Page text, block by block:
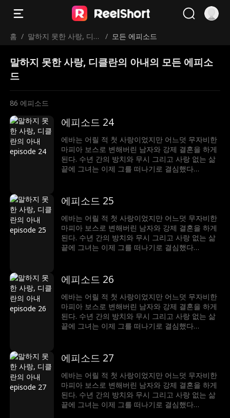
홈 / 말하지 못한 사랑, 디클
/ 모든 에피소드
말하지 못한 사랑, 디클란의 아내의 모든 에피소
드
86 에피소드
에피소드 24
에바는 어릴 적 첫 사랑이었지만 어느덧 무자비한
마피아 보스로 변해버린 남자와 강제 결혼을 하게
된다. 수년 간의 방치와 무시 그리고 사랑 없는 삶
끝에 그녀는 이제 그를 떠나기로 결심했다…
에피소드 25
에바는 어릴 적 첫 사랑이었지만 어느덧 무자비한
마피아 보스로 변해버린 남자와 강제 결혼을 하게
된다. 수년 간의 방치와 무시 그리고 사랑 없는 삶
끝에 그녀는 이제 그를 떠나기로 결심했다…
에피소드 26
에바는 어릴 적 첫 사랑이었지만 어느덧 무자비한
마피아 보스로 변해버린 남자와 강제 결혼을 하게
된다. 수년 간의 방치와 무시 그리고 사랑 없는 삶
끝에 그녀는 이제 그를 떠나기로 결심했다…
에피소드 27
에바는 어릴 적 첫 사랑이었지만 어느덧 무자비한
마피아 보스로 변해버린 남자와 강제 결혼을 하게
된다. 수년 간의 방치와 무시 그리고 사랑 없는 삶
끝에 그녀는 이제 그를 떠나기로 결심했다…